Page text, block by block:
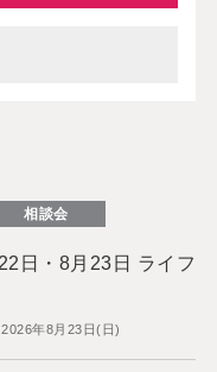
相談会
日・8月23日 ライフ
年8月23日(日)